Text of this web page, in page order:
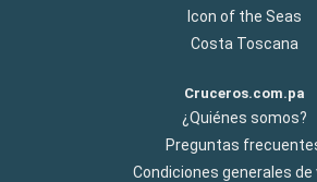
Icon of the Seas
Costa Toscana
Cruceros.com.pa
¿Quiénes somos?
Preguntas
Condiciones generales de